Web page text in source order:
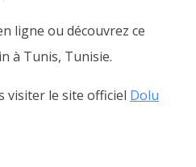
ligne ou découvrez ce
à Tunis, Tunisie.
visiter le site officiel Dolu